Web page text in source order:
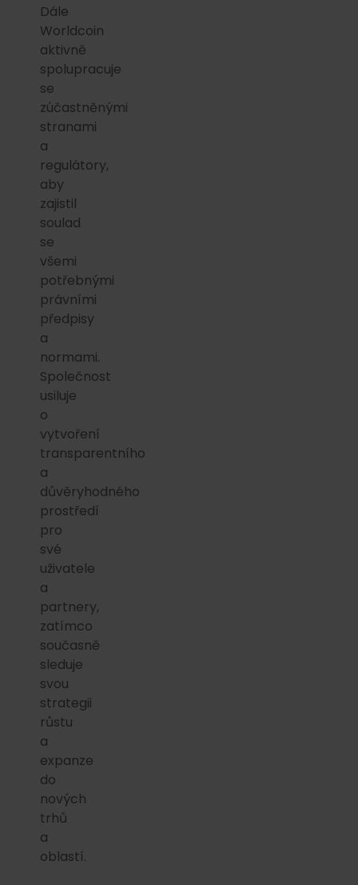
Dále
Worldcoin
aktivně
spolupracuje
se
zúčastněnými
stranami
a
regulátory,
aby
zajistil
soulad
se
všemi
potřebnými
právními
předpisy
a
normami.
Společnost
usiluje
o
vytvoření
transparentního
a
důvěryhodného
prostředí
pro
své
uživatele
a
partnery,
zatímco
současně
sleduje
svou
strategii
růstu
a
expanze
do
nových
trhů
a
oblastí.